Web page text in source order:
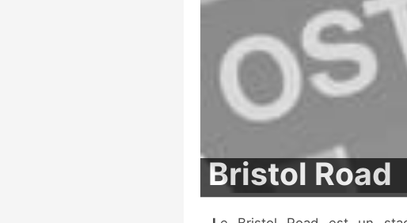
Bristol Road